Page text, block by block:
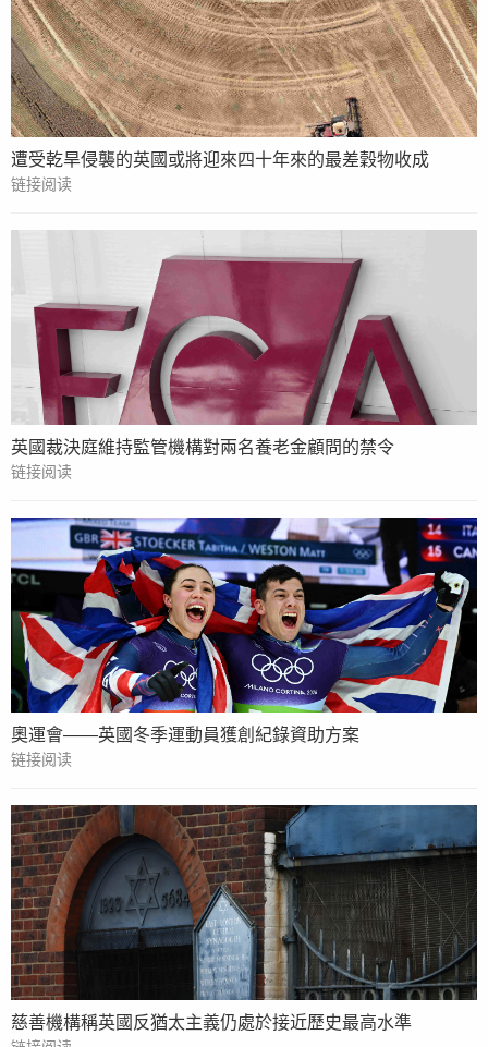
遭受乾旱侵襲的英國或將迎來四十年來的最差穀物收成
链接阅读
英國裁決庭維持監管機構對兩名養老金顧問的禁令
链接阅读
奧運會——英國冬季運動員獲創紀錄資助方案
链接阅读
慈善機構稱英國反猶太主義仍處於接近歷史最高水準